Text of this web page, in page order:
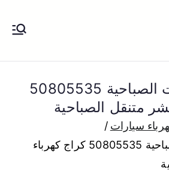
الكويت
بنشر متنقل الكويت كهرباء وبنشر تبديل
الاسعار
كهربائي سيارات الصباحية 50805535
متنقل الصباحية
سيارات
كهربائي سيارات الصباحية 50805535 كراج كهرباء